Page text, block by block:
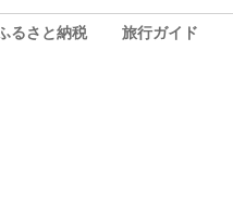
るさと納税 旅行ガイド